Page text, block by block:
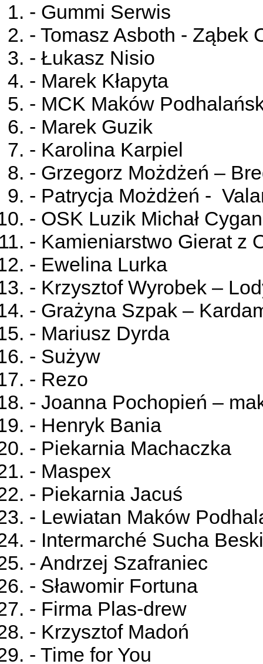
- Gummi Serwis
- Tomasz Asboth - Ząbek
- Łukasz Nisio
- Marek Kłapyta
- MCK Maków
- Marek Guzik
- Karolina Karpiel
- Grzegorz Możdżeń –
- Patrycja Możdżeń -
- OSK Luzik Michał Cygan
- Kamieniarstwo Gierat z
- Ewelina Lurka
- Krzysztof Wyrobek –
- Grażyna Szpak –
- Mariusz Dyrda
- Sużyw
- Rezo
- Joanna Pochopień –
- Henryk Bania
- Piekarnia Machaczka
- Maspex
- Piekarnia Jacuś
- Lewiatan Maków
- Intermarché Sucha
- Andrzej Szafraniec
- Sławomir Fortuna
- Firma Plas-drew
- Krzysztof Madoń
- Time for You